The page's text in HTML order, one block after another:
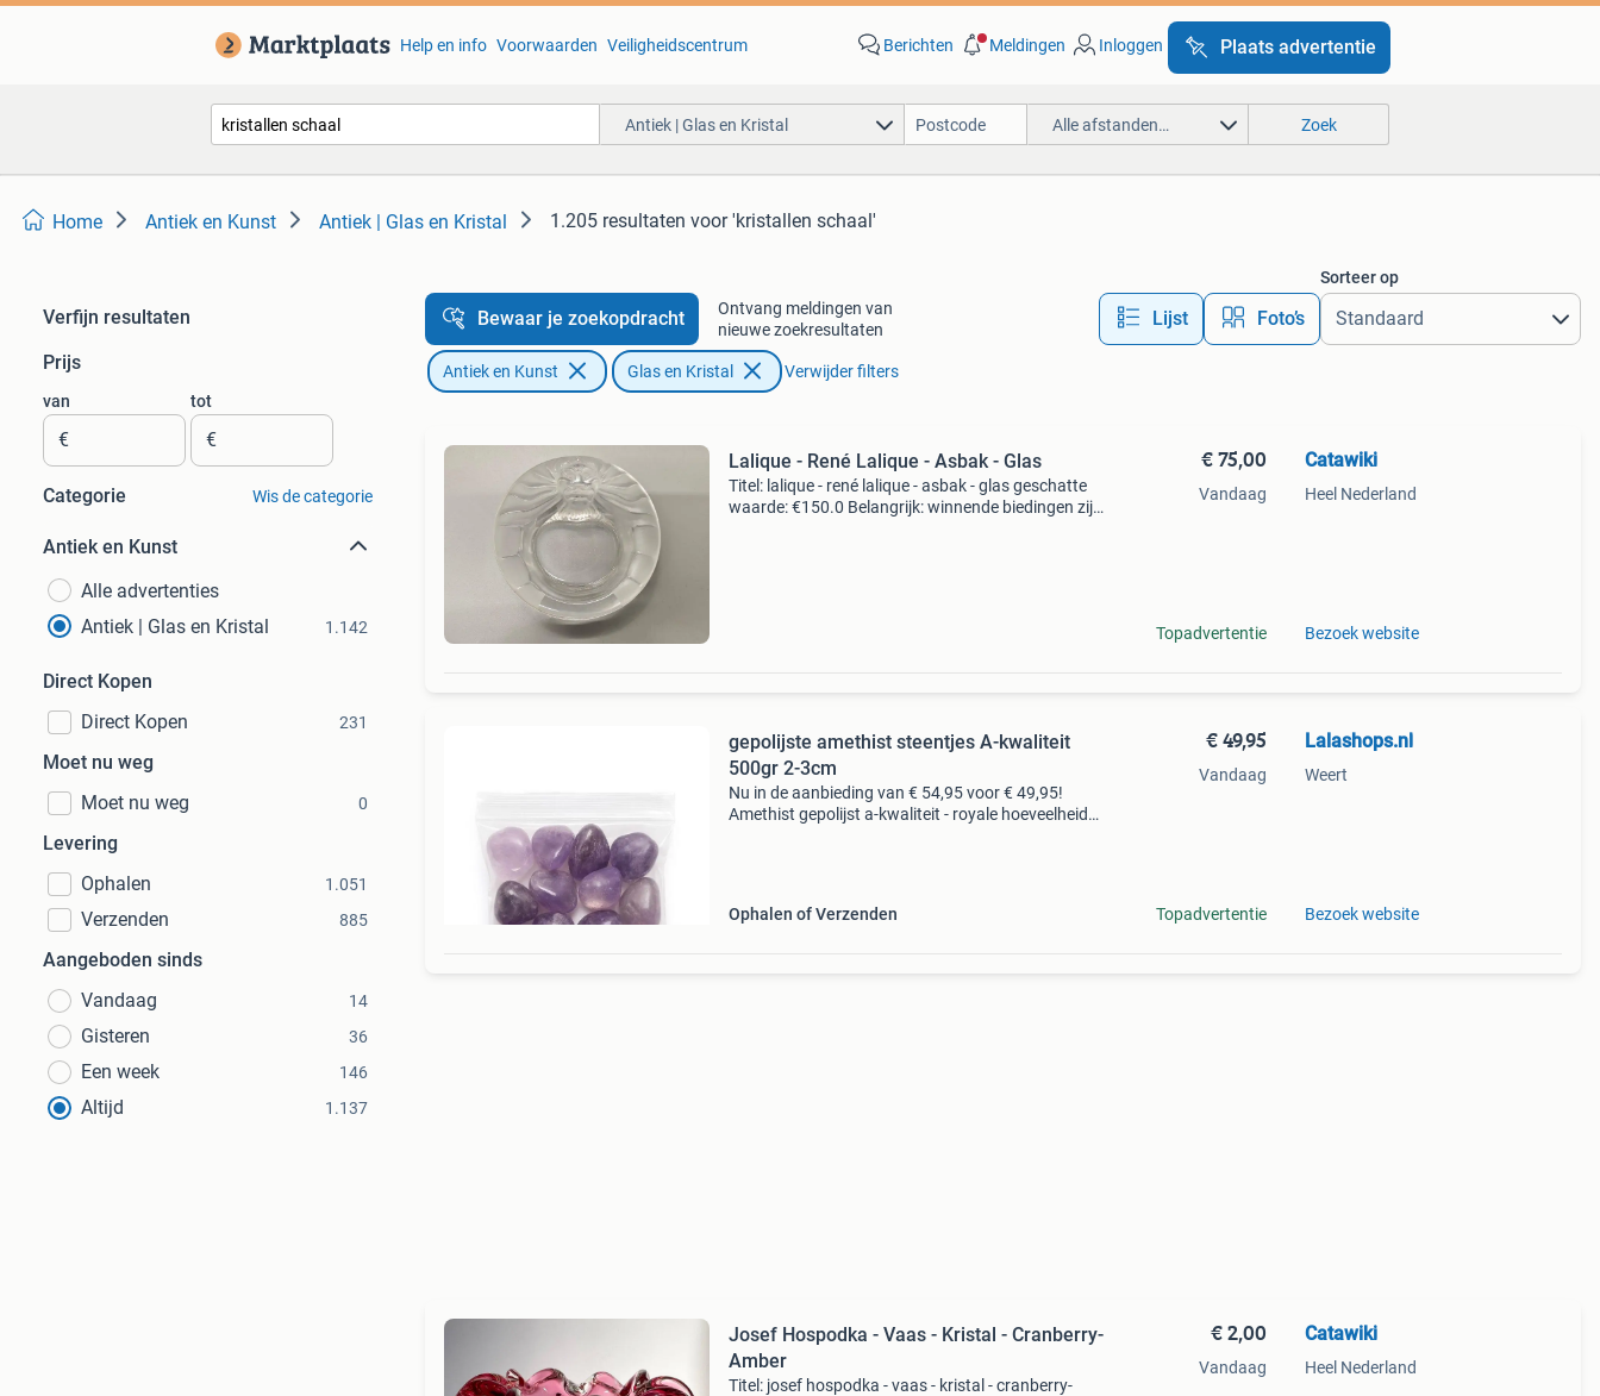
Help en info Voorwaarden Veiligheidscentrum Berichten Meldingen Inloggen Plaats advertentie
Antiek | Glas en Kristal Alle afstanden… Zoek
Home Antiek en Kunst Antiek | Glas en Kristal 1.205 resultaten voor 'kristallen schaal'
Verfijn resultaten
Prijs
van
€
tot
€
Categorie Wis de categorie
Antiek en Kunst
Alle advertenties
Antiek | Glas en Kristal
1.142
Direct Kopen
Direct Kopen
231
Moet nu weg
Moet nu weg
0
Levering
Ophalen
1.051
Verzenden 885
Aangeboden sinds
Vandaag
14
Gisteren 36
Een week 146
Altijd 1.137
Bewaar je zoekopdracht
Ontvang meldingen van
nieuwe zoekresultaten
Lijst Foto’s
Sorteer op
Antiek en Kunst Glas en Kristal Verwijder filters
Lalique - René Lalique - Asbak - Glas
Titel: lalique - rené lalique - asbak - glas geschatte
waarde: €150.0 Belangrijk: winnende biedingen zijn
€ 75,00
Vandaag
Topadvertentie
Catawiki
Heel Nederland
Bezoek website
gepolijste amethist steentjes A-kwaliteit
500gr 2-3cm
Nu in de aanbieding van € 54,95 voor € 49,95!
Amethist gepolijst a-kwaliteit - royale hoeveelheid
Ophalen of Verzenden
€ 49,95
Vandaag
Topadvertentie
Lalashops.nl
Weert
Bezoek website
Josef Hospodka - Vaas - Kristal - Cranberry-
Amber
Titel: josef hospodka - vaas - kristal - cranberry-
€ 2,00
Vandaag
Catawiki
Heel Nederland